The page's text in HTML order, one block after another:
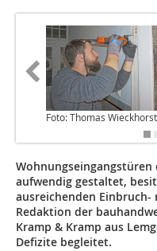
Foto: Thomas Wieckhorst
aufwendig gestaltet,
ausreichenden Einbruch-
Redaktion der
Kramp & Kramp aus
Defizite begleitet.